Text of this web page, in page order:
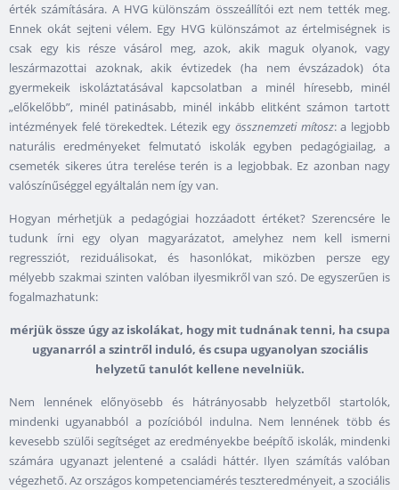
érték számítására. A HVG különszám összeállítói ezt nem tették meg.
Ennek okát sejteni vélem. Egy HVG különszámot az értelmiségnek is
csak egy kis része vásárol meg, azok, akik maguk olyanok, vagy
leszármazottai azoknak, akik évtizedek (ha nem évszázadok) óta
gyermekeik iskoláztatásával kapcsolatban a minél híresebb, minél
„előkelőbb”, minél patinásabb, minél inkább elitként számon tartott
intézmények felé törekedtek. Létezik egy össznemzeti mítosz: a legjobb
naturális eredményeket felmutató iskolák egyben pedagógiailag, a
csemeték sikeres útra terelése terén is a legjobbak. Ez azonban nagy
valószínűséggel egyáltalán nem így van.
Hogyan mérhetjük a pedagógiai hozzáadott értéket? Szerencsére le
tudunk írni egy olyan magyarázatot, amelyhez nem kell ismerni
regressziót, reziduálisokat, és hasonlókat, miközben persze egy
mélyebb szakmai szinten valóban ilyesmikről van szó. De egyszerűen is
fogalmazhatunk:
mérjük össze úgy az iskolákat, hogy mit tudnának tenni, ha csupa
ugyanarról a szintről induló, és csupa ugyanolyan szociális
helyzetű tanulót kellene nevelniük.
Nem lennének előnyösebb és hátrányosabb helyzetből startolók,
mindenki ugyanabból a pozícióból indulna. Nem lennének több és
kevesebb szülői segítséget az eredményekbe beépítő iskolák, mindenki
számára ugyanazt jelentené a családi háttér. Ilyen számítás valóban
végezhető. Az országos kompetenciamérés teszteredményeit, a szociális